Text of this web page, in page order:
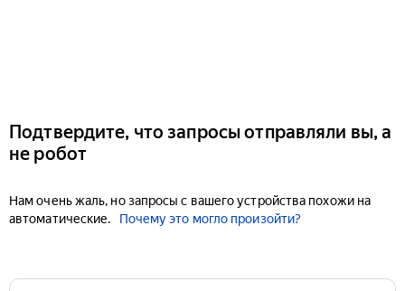
Подтвердите, что запросы отправляли вы, а
не робот
Нам очень жаль, но запросы с вашего устройства похожи на
автоматические.
Почему это могло произойти?